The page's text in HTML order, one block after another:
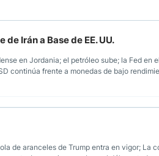
Irán a Base de EE. UU.
en Jordania; el petróleo sube; la Fed en
continúa frente a monedas de bajo
de aranceles de Trump entra en vigor; La